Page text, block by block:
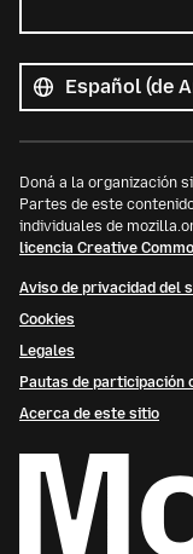
los
idiomas
Idioma
Doná a la organización
Partes de este
individuales de
licencia Creative
Aviso de privacidad del
Cookies
Legales
Pautas de participación
Acerca de este sitio